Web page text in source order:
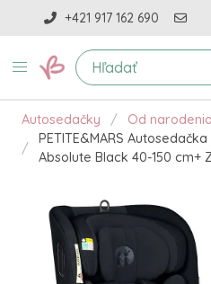
+421 917 162 690
Autosedačky
Od
PETITE&MARS
Absolute Black 40-150 cm+